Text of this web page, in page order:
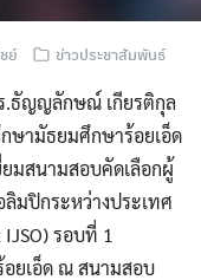
ย์ ข่าวประชาสัมพันธ์
.ธัญญลักษณ์ เกียรติกุล
ษามัธยมศึกษาร้อยเอ็ด
มสนามสอบคัดเลือกผู้
มปิกระหว่างประเทศ
รอบที่ 1
ยเอ็ด ณ สนามสอบ